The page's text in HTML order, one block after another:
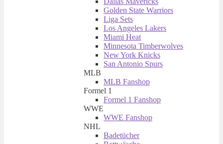
Golden State Warriors
Liga Sets
Los Angeles Lakers
Miami Heat
Minnesota Timberwolves
New York Knicks
San Antonio Spurs
MLB
MLB Fanshop
Formel 1
Formel 1 Fanshop
WWE
WWE Fanshop
NHL
Badetücher